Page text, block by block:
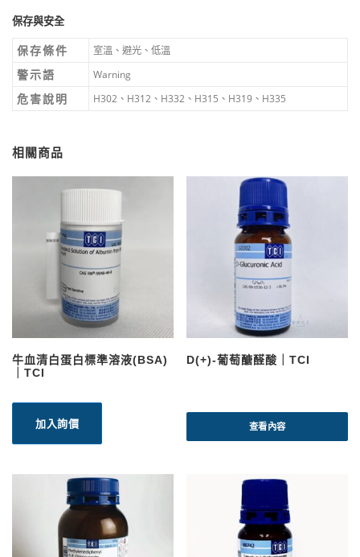
保存與安全
保存條件 室溫、避光、低溫
警示語 Warning
危害說明 H302、H312、H332、H315、H319、H335
相關商品
牛血清白蛋白標準溶液(BSA)
｜TCI
加入詢價
D(+)-葡萄醣醛酸｜TCI
查看內容